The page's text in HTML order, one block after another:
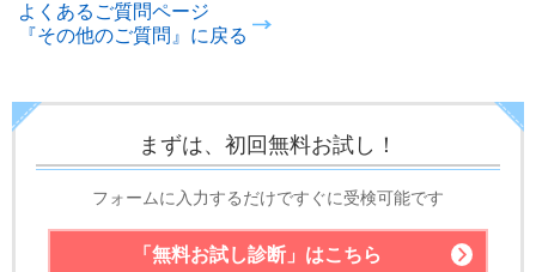
よくあるご質問ページ
『その他のご質問』に戻る
まずは、初回無料お試し！
フォームに入力するだけですぐに受検可能です
「無料お試し診断」 はこちら